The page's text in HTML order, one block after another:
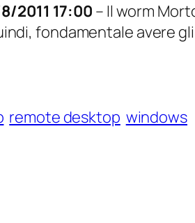
2011 17:00 – Il worm
fondamentale avere
remote desktop windows